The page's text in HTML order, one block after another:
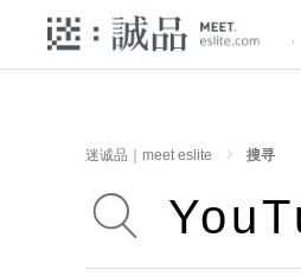
迷诚品｜meet eslite 搜寻